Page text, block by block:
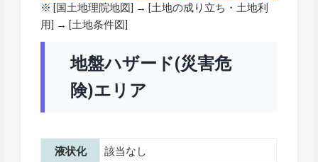
※ [国土地理院地図] → [土地の成り立ち・土地利
用] → [土地条件図]
地盤ハザード(災害危
険)エリア
液状化 該当なし